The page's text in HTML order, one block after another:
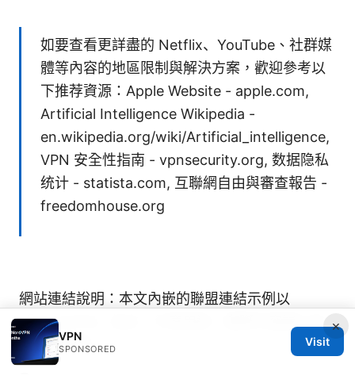
如要查看更詳盡的 Netflix、YouTube、社群媒
體等內容的地區限制與解決方案，歡迎參考以
下推荐資源：Apple Website - apple.com,
Artificial Intelligence Wikipedia -
en.wikipedia.org/wiki/Artificial_intelligence,
VPN 安全性指南 - vpnsecurity.org, 数据隐私
统计 - statista.com, 互聯網自由與審查報告 -
freedomhouse.org
網站連結說明：本文內嵌的聯盟連結示例以
「NordVPN」為主，示意用途，實際內容請以本
站更新為準。
×
VPN
SPONSORED
Visit